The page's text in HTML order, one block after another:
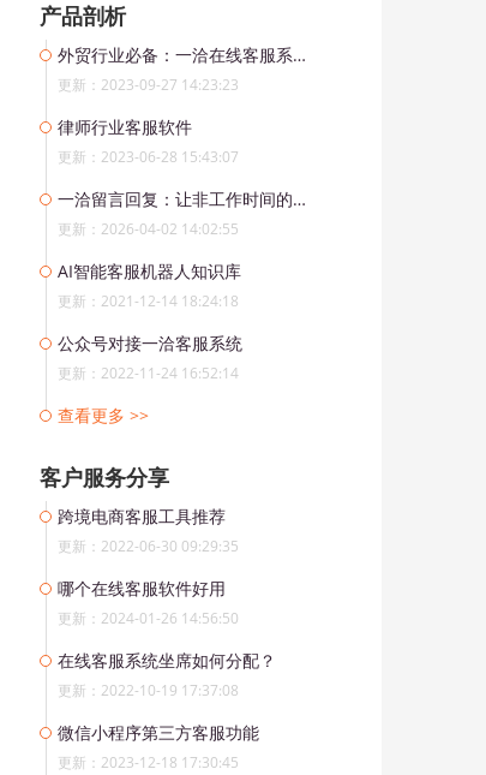
产品剖析
外贸行业必备：一洽在线客服系统助力全球社交媒体接入
更新：2023-09-27 14:23:23
律师行业客服软件
更新：2023-06-28 15:43:07
一洽留言回复：让非工作时间的客户需求，也能被及时响应
更新：2026-04-02 14:02:55
AI智能客服机器人知识库
更新：2021-12-14 18:24:18
公众号对接一洽客服系统
更新：2022-11-24 16:52:14
查看更多 >>
客户服务分享
跨境电商客服工具推荐
更新：2022-06-30 09:29:35
哪个在线客服软件好用
更新：2024-01-26 14:56:50
在线客服系统坐席如何分配？
更新：2022-10-19 17:37:08
微信小程序第三方客服功能
更新：2023-12-18 17:30:45